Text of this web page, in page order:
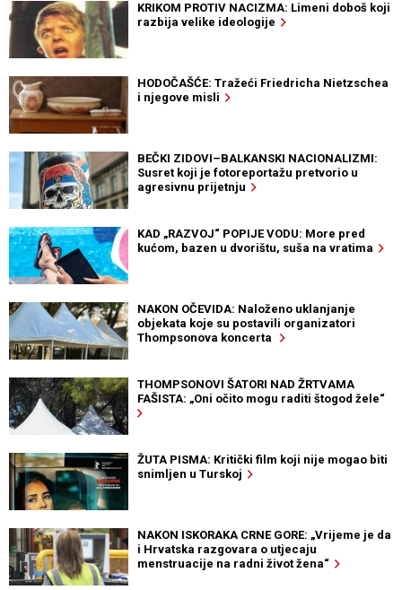
KRIKOM PROTIV NACIZMA: Limeni doboš koji
razbija velike ideologije
HODOČAŠĆE: Tražeći Friedricha Nietzschea
i njegove misli
BEČKI ZIDOVI–BALKANSKI NACIONALIZMI:
Susret koji je fotoreportažu pretvorio u
agresivnu prijetnju
KAD „RAZVOJ“ POPIJE VODU: More pred
kućom, bazen u dvorištu, suša na vratima
NAKON OČEVIDA: Naloženo uklanjanje
objekata koje su postavili organizatori
Thompsonova koncerta
THOMPSONOVI ŠATORI NAD ŽRTVAMA
FAŠISTA: „Oni očito mogu raditi štogod žele“
ŽUTA PISMA: Kritički film koji nije mogao biti
snimljen u Turskoj
NAKON ISKORAKA CRNE GORE: „Vrijeme je da
i Hrvatska razgovara o utjecaju
menstruacije na radni život žena“